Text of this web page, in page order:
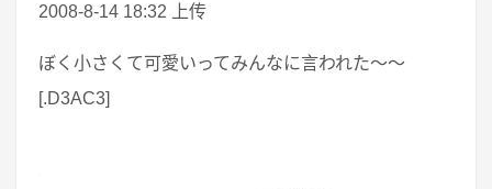
2008-8-14 18:32 上传
ぼく小さくて可愛いってみんなに言われた～～
[.D3AC3]